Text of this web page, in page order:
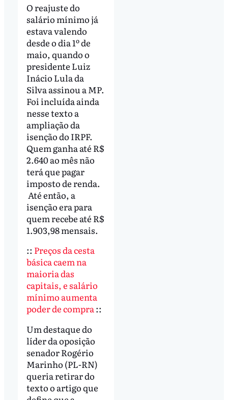
O reajuste do
salário mínimo já
estava valendo
desde o dia 1º de
maio, quando o
presidente Luiz
Inácio Lula da
Silva assinou a MP.
Foi incluída ainda
nesse texto a
ampliação da
isenção do IRPF.
Quem ganha até R$
2.640 ao mês não
terá que pagar
imposto de renda.
Até então, a
isenção era para
quem recebe até R$
1.903,98 mensais.
:: Preços da cesta
básica caem na
maioria das
capitais, e salário
mínimo aumenta
poder de compra::
Um destaque do
líder da oposição
senador Rogério
Marinho (PL-RN)
queria retirar do
texto o artigo que